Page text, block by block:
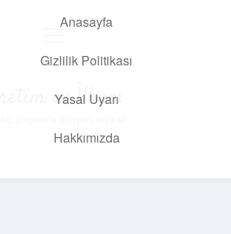
Anasayfa
Gizlilik Politikası
Yasal Uyarı
Hakkımızda
Üretim ve İlham